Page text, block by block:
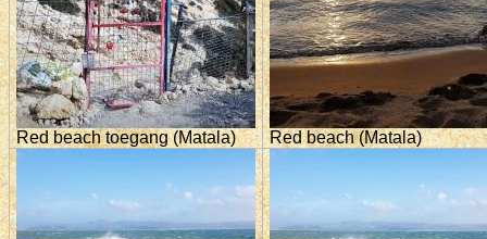
Red beach toegang (Matala) Red beach (Matala)